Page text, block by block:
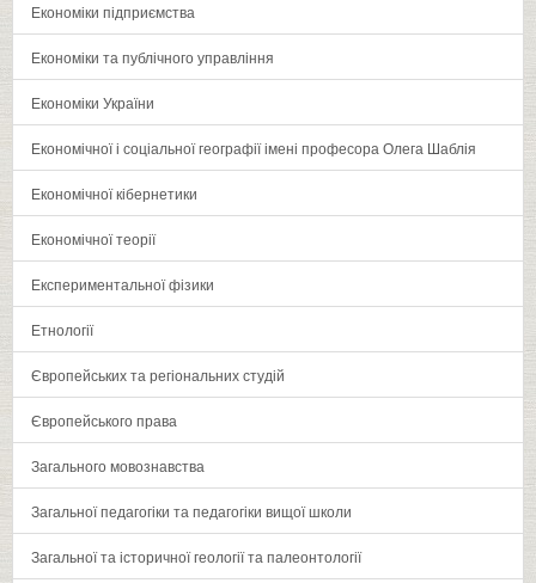
Економіки підприємства
Економіки та публічного управління
Економіки України
Економічної і соціальної географії імені професора Олега Шаблія
Економічної кібернетики
Економічної теорії
Експериментальної фізики
Етнології
Європейських та регіональних студій
Європейського права
Загального мовознавства
Загальної педагогіки та педагогіки вищої школи
Загальної та історичної геології та палеонтології